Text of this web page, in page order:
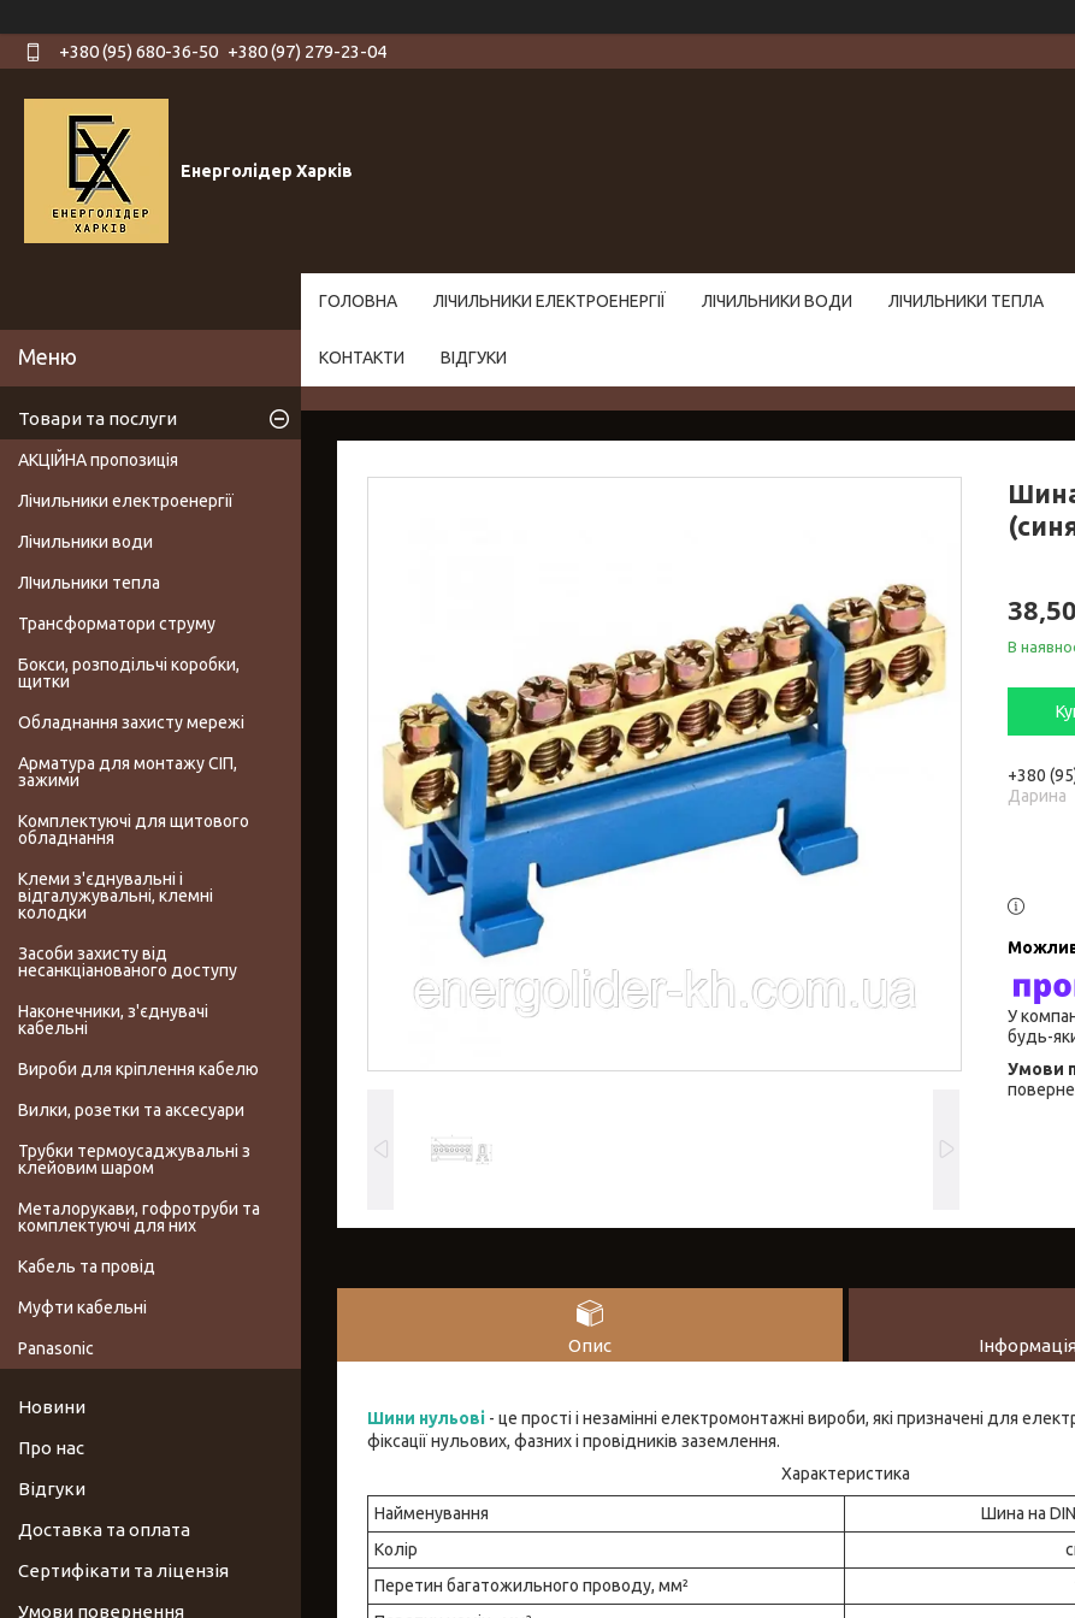
+380 (95) 680-36-50 +380 (97) 279-23-04
Енерголідер Харків
ГОЛОВНА ЛІЧИЛЬНИКИ ЕЛЕКТРОЕНЕРГІЇ ЛІЧИЛЬНИКИ ВОДИ ЛІЧИЛЬНИКИ ТЕПЛА
КОНТАКТИ ВІДГУКИ
В
+380
Дарина
У
будь-
Опис
Шини нульові - це прості і незамінні електромонтажні вироби, які призначені для
фіксації нульових, фазних і провідників заземлення.
Характеристика
Найменування
Шина на
Колір
Перетин багатожильного проводу, мм²
Товари та послуги
АКЦІЙНА пропозиція
Лічильники електроенергії
Лічильники води
ЛІчильники тепла
Трансформатори струму
Бокси, розподільчі коробки,
щитки
Обладнання захисту мережі
Арматура для монтажу СІП,
зажими
Комплектуючі для щитового
обладнання
Клеми з'єднувальні і
відгалужувальні, клемні
колодки
Засоби захисту від
несанкціанованого доступу
Наконечники, з'єднувачі
кабельні
Вироби для кріплення кабелю
Вилки, розетки та аксесуари
Трубки термоусаджувальні з
клейовим шаром
Металорукави, гофротруби та
комплектуючі для них
Кабель та провід
Муфти кабельні
Panasonic
Новини
Про нас
Відгуки
Доставка та оплата
Сертифікати та ліцензія
Умови повернення